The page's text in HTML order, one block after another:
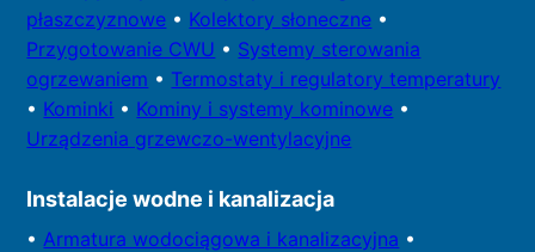
płaszczyznowe • Kolektory słoneczne •
Przygotowanie CWU • Systemy sterowania
ogrzewaniem • Termostaty i regulatory temperatury
• Kominki • Kominy i systemy kominowe •
Urządzenia grzewczo-wentylacyjne
Instalacje wodne i kanalizacja
• Armatura wodociągowa i kanalizacyjna •